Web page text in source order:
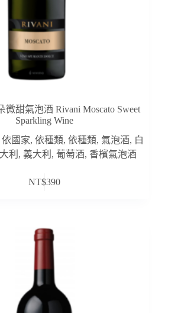
微甜氣泡酒 Rivani Moscato Sweet
Sparkling Wine
依國家,依種類,依種類, 氣泡酒, 白
利 , 義大利 ,葡萄酒,香檳氣泡酒
NT$390